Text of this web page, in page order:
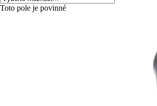
Toto pole je povinné